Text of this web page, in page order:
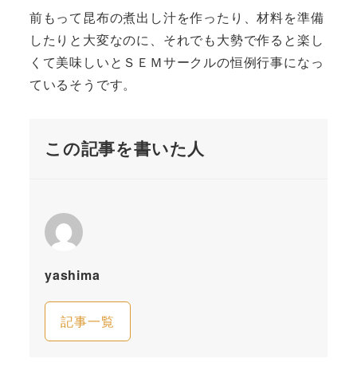
前もって昆布の煮出し汁を作ったり、材料を準備
したりと大変なのに、それでも大勢で作ると楽し
くて美味しいとＳＥＭサークルの恒例行事になっ
ているそうです。
この記事を書いた人
yashima
記事一覧